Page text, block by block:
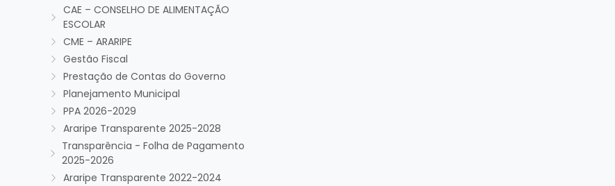
CAE – CONSELHO DE ALIMENTAÇÃO
ESCOLAR
CME – ARARIPE
Gestão Fiscal
Prestação de Contas do Governo
Planejamento Municipal
PPA 2026-2029
Araripe Transparente 2025-2028
Transparência - Folha de Pagamento
2025-2026
Araripe Transparente 2022-2024